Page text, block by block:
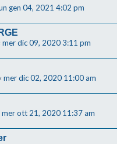
gen 04, 2021 4:02 pm
mer dic 09, 2020 3:11 pm
mer dic 02, 2020 11:00 am
mer ott 21, 2020 11:37 am